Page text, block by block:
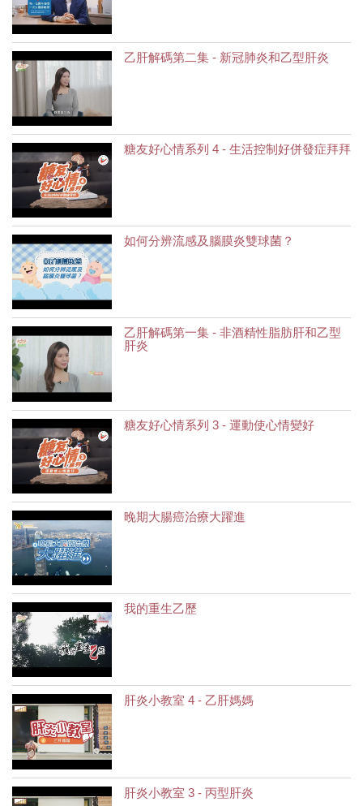
乙肝解碼第二集 - 新冠肺炎和乙型肝炎
糖友好心情系列 4 - 生活控制好併發症拜拜
如何分辨流感及腦膜炎雙球菌？
乙肝解碼第一集 - 非酒精性脂肪肝和乙型
肝炎
糖友好心情系列 3 - 運動使心情變好
晚期大腸癌治療大躍進
我的重生乙歷
肝炎小教室 4 - 乙肝媽媽
肝炎小教室 3 - 丙型肝炎